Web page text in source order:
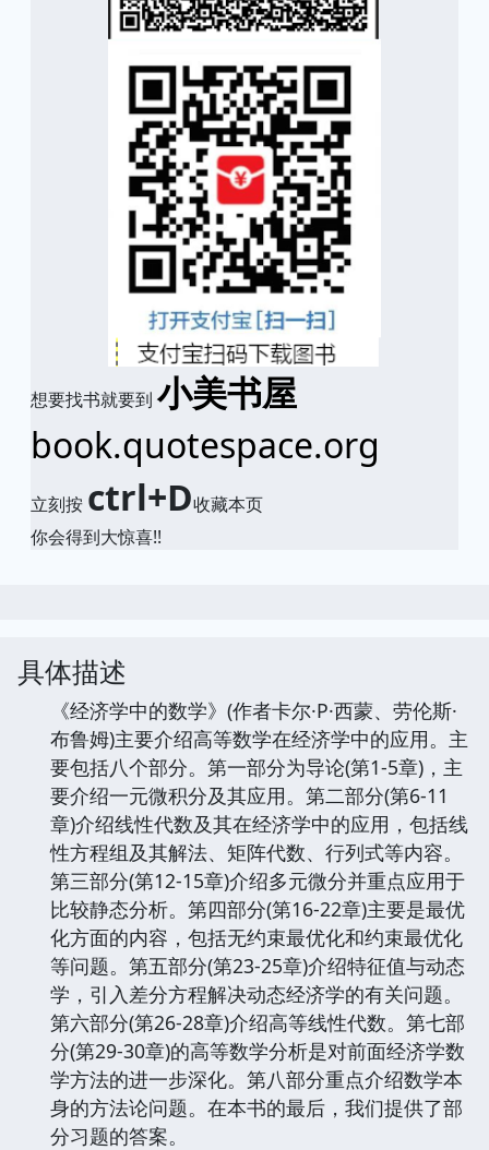
想要找书就要到 小美书屋
book.quotespace.org
立刻按 ctrl+D收藏本页
你会得到大惊喜!!
具体描述
《经济学中的数学》(作者卡尔·P·西蒙、劳伦斯·
布鲁姆)主要介绍高等数学在经济学中的应用。主
要包括八个部分。第一部分为导论(第1-5章)，主
要介绍一元微积分及其应用。第二部分(第6-11
章)介绍线性代数及其在经济学中的应用，包括线
性方程组及其解法、矩阵代数、行列式等内容。
第三部分(第12-15章)介绍多元微分并重点应用于
比较静态分析。第四部分(第16-22章)主要是最优
化方面的内容，包括无约束最优化和约束最优化
等问题。第五部分(第23-25章)介绍特征值与动态
学，引入差分方程解决动态经济学的有关问题。
第六部分(第26-28章)介绍高等线性代数。第七部
分(第29-30章)的高等数学分析是对前面经济学数
学方法的进一步深化。第八部分重点介绍数学本
身的方法论问题。在本书的最后，我们提供了部
分习题的答案。